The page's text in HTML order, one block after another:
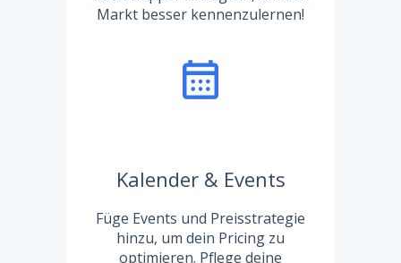
Markt besser kennenzulernen!
Kalender & Events
Füge Events und Preisstrategie
hinzu, um dein Pricing zu
optimieren. Pflege deine